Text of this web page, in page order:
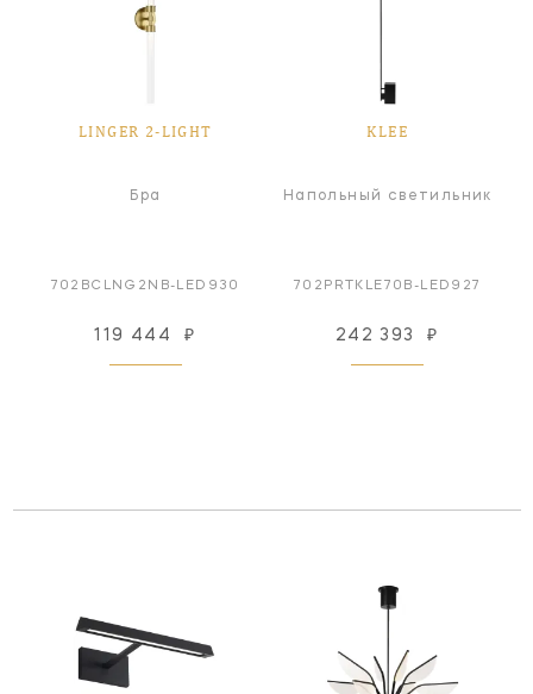
LINGER 2-LIGHT
Бра
702BCLNG2NB-LED930
119 444 ₽
KLEE
Напольный светильник
702PRTKLE70B-LED927
242 393 ₽